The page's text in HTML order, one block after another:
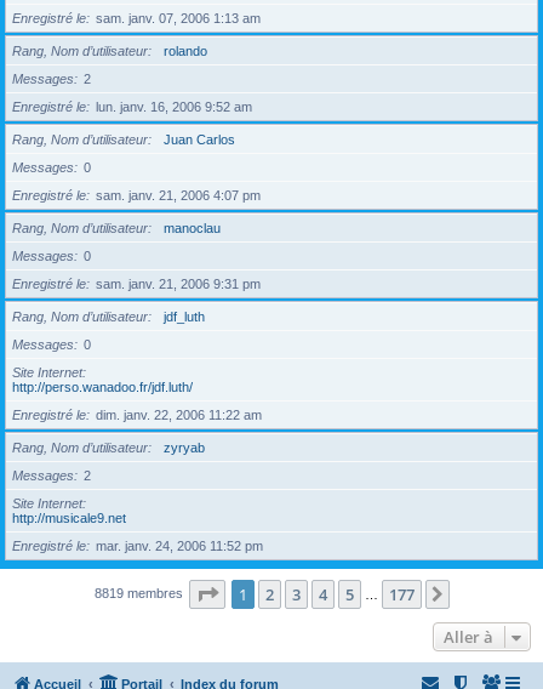
Enregistré le
sam. janv. 07, 2006 1:13 am
Rang, Nom d’utilisateur
rolando
Messages
2
Enregistré le
lun. janv. 16, 2006 9:52 am
Rang, Nom d’utilisateur
Juan Carlos
Messages
0
Enregistré le
sam. janv. 21, 2006 4:07 pm
Rang, Nom d’utilisateur
manoclau
Messages
0
Enregistré le
sam. janv. 21, 2006 9:31 pm
Rang, Nom d’utilisateur
jdf_luth
Messages
0
Site Internet
http://perso.wanadoo.fr/jdf.luth/
Enregistré le
dim. janv. 22, 2006 11:22 am
Rang, Nom d’utilisateur
zyryab
Messages
2
Site Internet
http://musicale9.net
Enregistré le
mar. janv. 24, 2006 11:52 pm
8819 membres Page 1sur177
1 2 3 4 5 177
Aller à
Accueil Portail Index du forum